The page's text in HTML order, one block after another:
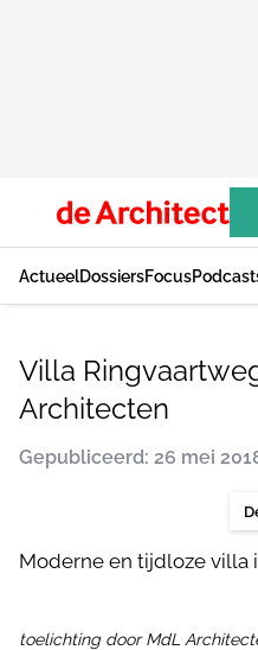
ActueelDossiersFocus
Villa
Architecten
Gepubliceerd: 26 mei
Moderne en tijdloze villa
toelichting door MdL